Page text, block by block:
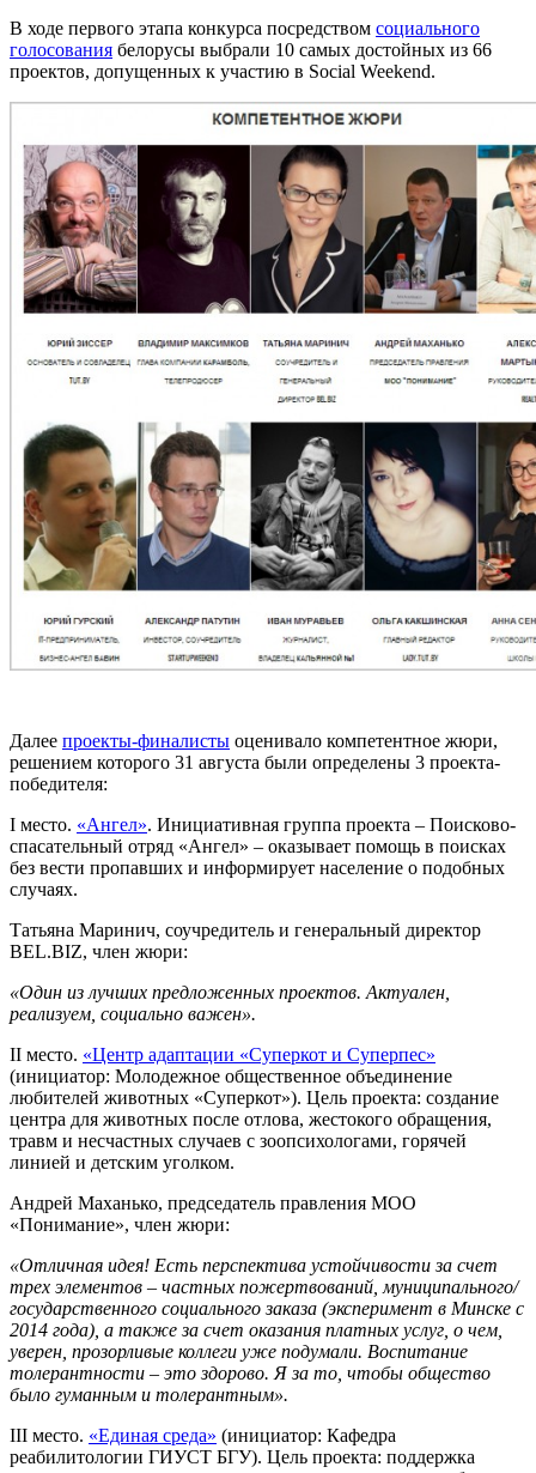
В ходе первого этапа конкурса посредством социального
голосования белорусы выбрали 10 самых достойных из 66
проектов, допущенных к участию в Social Weekend.
Далее проекты-финалисты оценивало компетентное жюри,
решением которого 31 августа были определены 3 проекта-
победителя:
I место. «Ангел». Инициативная группа проекта –­­ Поисково-
спасательный отряд «Ангел» – оказывает помощь в поисках
без вести пропавших и информирует население о подобных
случаях.
Татьяна Маринич, соучредитель и генеральный директор
BEL.BIZ, член жюри:
«Один из лучших предложенных проектов. Актуален,
реализуем, социально важен».
II место. «Центр адаптации «Суперкот и Суперпес»
(инициатор: Молодежное общественное объединение
любителей животных «Суперкот»). Цель проекта: создание
центра для животных после отлова, жестокого обращения,
травм и несчастных случаев с зоопсихологами, горячей
линией и детским уголком.
Андрей Маханько, председатель правления МОО
«Понимание», член жюри:
«Отличная идея! Есть перспектива устойчивости за счет
трех элементов ­­– частных пожертвований, муниципального/
государственного социального заказа (эксперимент в Минске с
2014 года), а также за счет оказания платных услуг, о чем,
уверен, прозорливые коллеги уже подумали. Воспитание
толерантности – это здорово. Я за то, чтобы общество
было гуманным и толерантным».
III место. «Единая среда» (инициатор: Кафедра
реабилитологии ГИУСТ БГУ). Цель проекта: поддержка